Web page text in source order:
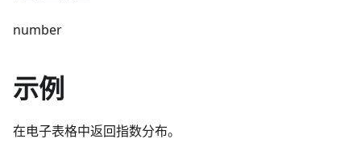
number
示例
在电子表格中返回指数分布。